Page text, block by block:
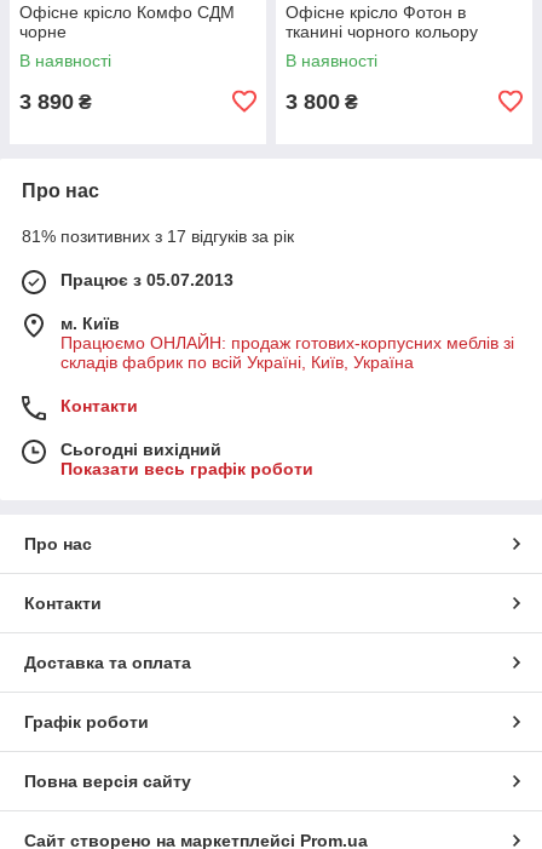
Офісне крісло Комфо СДМ
чорне
В наявності
3 890 ₴
Офісне крісло Фотон в
тканині чорного кольору
В наявності
3 800 ₴
Про нас
81% позитивних з 17 відгуків за рік
Працює з 05.07.2013
м. Київ
Працюємо ОНЛАЙН: продаж готових-корпусних меблів зі
складів фабрик по всій Україні, Київ, Україна
Контакти
Сьогодні вихідний
Показати весь графік роботи
Про нас
Контакти
Доставка та оплата
Графік роботи
Повна версія сайту
Сайт створено на маркетплейсі Prom.ua